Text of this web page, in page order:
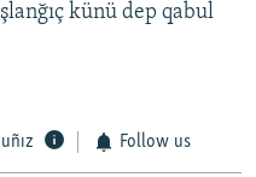
künü dep qabul
Follow us